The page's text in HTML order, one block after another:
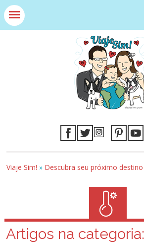
Viaje Sim! » Descubra seu próximo destino
Artigos na categoria: